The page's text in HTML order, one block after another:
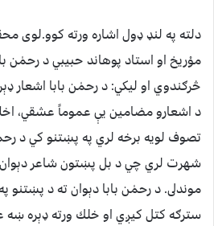
دلته په لنډ ډول اشاره ورته كوو.لوى
موْريخ او استاد پوهاند حبيبي د رحمٰن
څرګندوي او ليكي: د رحمٰن بابا اشعار
د اشعارو مضامين يې عموماً عشقي،
تصوف لويه برخه لري په پښتنو كي د
شهرت لري چي د بل پښتون شاعر
موندلى. د رحمٰن بابا دېوان ته د پښتنو
سترګه كتل كيږي او خلك ورته ډېره ښه